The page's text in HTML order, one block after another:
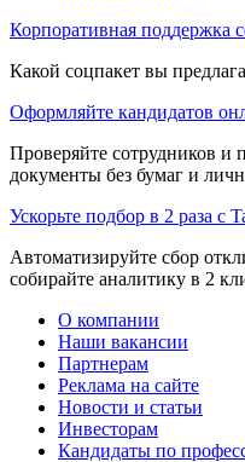
Корпоративная поддержка
Какой соцпакет вы
Оформляйте кандидатов
Проверяйте сотрудников и
документы без бумаг и
Ускорьте подбор в 2 раза с
Автоматизируйте сбор
собирайте аналитику в 2
О компании
Наши вакансии
Партнерам
Реклама на сайте
Новости и статьи
Инвесторам
Кандидаты по